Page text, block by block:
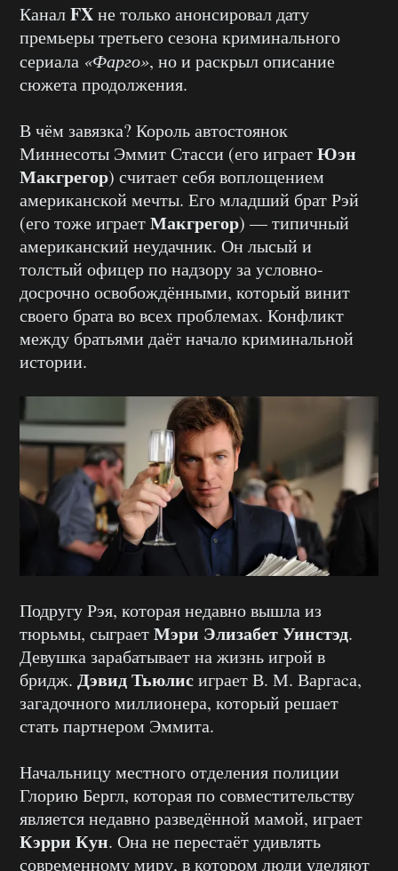
КаналFXне только анонсировал дату
премьеры третьего сезона криминального
сериала «Фарго», но и раскрыл описание
сюжета продолжения.
В чём завязка? Король автостоянок
Миннесоты Эммит Стасси (его играетЮэн
Макгрегор) считает себя воплощением
американской мечты. Его младший брат Рэй
(его тоже играетМакгрегор) — типичный
американский неудачник. Он лысый и
толстый офицер по надзору за условно-
досрочно освобождёнными, который винит
своего брата во всех проблемах. Конфликт
между братьями даёт начало криминальной
истории.
Подругу Рэя, которая недавно вышла из
тюрьмы, сыграетМэри Элизабет Уинстэд.
Девушка зарабатывает на жизнь игрой в
бридж. Дэвид Тьюлисиграет В. М. Варгаcа,
загадочного миллионера, который решает
стать партнером Эммита.
Начальницу местного отделения полиции
Глорию Бергл, которая по совместительству
является недавно разведённой мамой, играет
Кэрри Кун. Она не перестаёт удивлять
современному миру, в котором люди уделяют